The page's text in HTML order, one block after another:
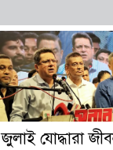
জুলাই যোদ্ধারা